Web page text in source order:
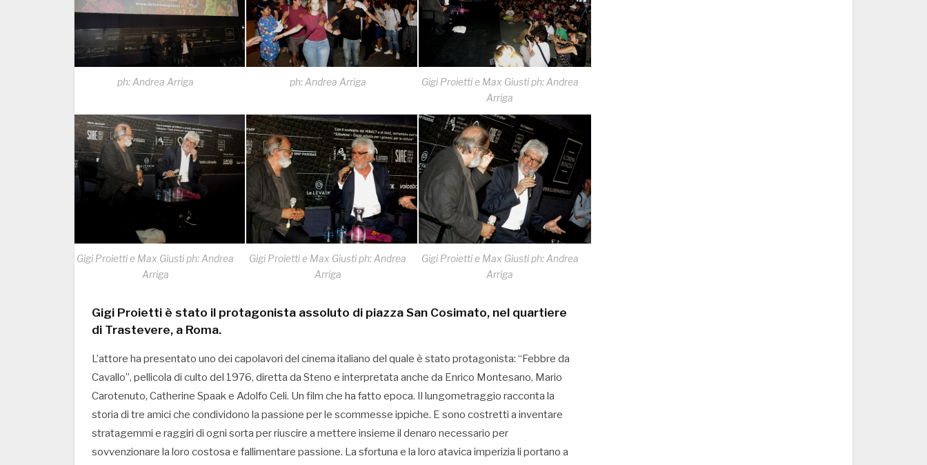
ph: Andrea Arriga ph: Andrea Arriga
Gigi Proietti e Max Giusti ph: Andrea
Arriga
Gigi Proietti e Max Giusti ph: Andrea
Arriga
Gigi Proietti e Max Giusti ph: Andrea
Arriga
Gigi Proietti e Max Giusti ph: Andrea
Arriga
Gigi Proietti è stato il protagonista assoluto di piazza San Cosimato, nel quartiere
di Trastevere, a Roma.
L’attore ha presentato uno dei capolavori del cinema italiano del quale è stato protagonista: “Febbre da
Cavallo”, pellicola di culto del 1976, diretta da Steno e interpretata anche da Enrico Montesano, Mario
Carotenuto, Catherine Spaak e Adolfo Celi. Un film che ha fatto epoca. Il lungometraggio racconta la
storia di tre amici che condividono la passione per le scommesse ippiche. E sono costretti a inventare
stratagemmi e raggiri di ogni sorta per riuscire a mettere insieme il denaro necessario per
sovvenzionare la loro costosa e fallimentare passione. La sfortuna e la loro atavica imperizia li portano a